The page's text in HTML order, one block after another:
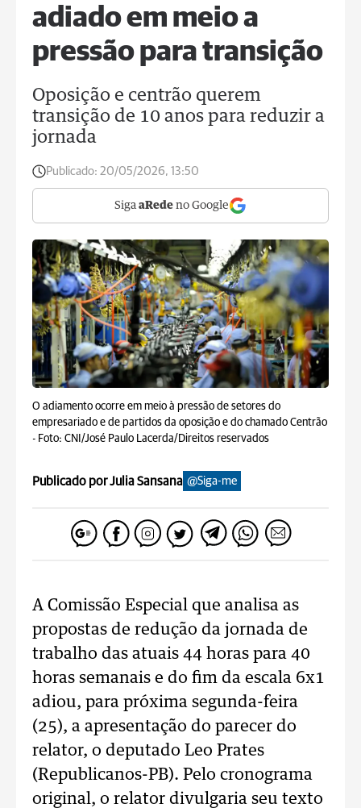
adiado em meio a
pressão para transição
Oposição e centrão querem
transição de 10 anos para reduzir a
jornada
Publicado: 20/05/2026, 13:50
Siga aRede no Google
O adiamento ocorre em meio à pressão de setores do
empresariado e de partidos da oposição e do chamado Centrão
- Foto: CNI/José Paulo Lacerda/Direitos reservados
Publicado por Julia Sansana @Siga-me
A Comissão Especial que analisa as
propostas de redução da jornada de
trabalho das atuais 44 horas para 40
horas semanais e do fim da escala 6x1
adiou, para próxima segunda-feira
(25), a apresentação do parecer do
relator, o deputado Leo Prates
(Republicanos-PB). Pelo cronograma
original, o relator divulgaria seu texto